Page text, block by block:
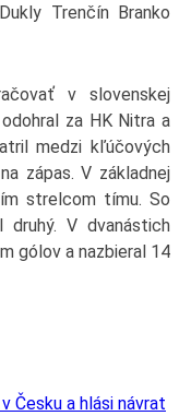
Trenčín Branko
v slovenskej
za HK Nitra a
medzi kľúčových
zápas. V základnej
strelcom tímu. So
V dvanástich
gólov a nazbieral 14
Česku a hlási návrat